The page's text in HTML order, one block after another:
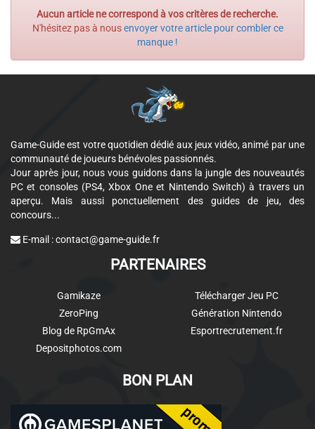
Aucun article ne correspond à vos critères de recherche.
N'hésitez pas à nousenvoyer votre article pour combler ce
manque !
Game-Guide est votre quotidien dédié aux jeux vidéo, animé par une
communauté de joueurs bénévoles passionnés.
Jour après jour, nous vous guidons dans la jungle des nouveautés
PC et consoles (PS4, Xbox One et Nintendo Switch) à travers un
aperçu. Mais aussi ponctuellement des guides de jeu, des
concours...
E-mail :contact@game-guide.fr
PARTENAIRES
Gamikaze
ZeroPing
Blog de RpGmAx
Depositphotos.com
Télécharger Jeu PC
Génération Nintendo
Esportrecrutement.fr
BON PLAN